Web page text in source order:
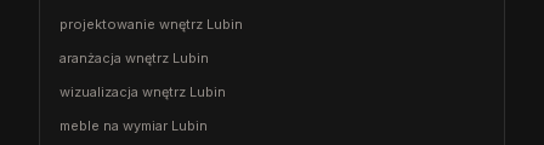
projektowanie wnętrz Lubin
aranżacja wnętrz Lubin
wizualizacja wnętrz Lubin
meble na wymiar Lubin